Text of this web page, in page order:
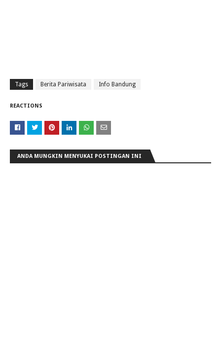
Tags Berita Pariwisata Info Bandung
REACTIONS
ANDA MUNGKIN MENYUKAI POSTINGAN INI